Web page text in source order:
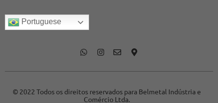
Portuguese
© 2022 Todos os direitos reservados para Belmetal Indústria e
Comércio Ltda.